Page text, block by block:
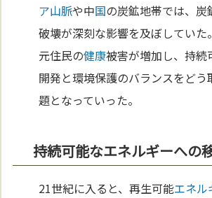
ア山脈や中国の炭鉱地帯では、
破壊が深刻な影響を及ぼしていた
元住民の健康被害が増加し、持続
開発と環境保護のバランスをどう
題となっていった。
持続可能なエネルギーへの
21世紀に入ると、再生可能エネル